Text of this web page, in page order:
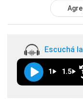
Escuchá
1 1.5